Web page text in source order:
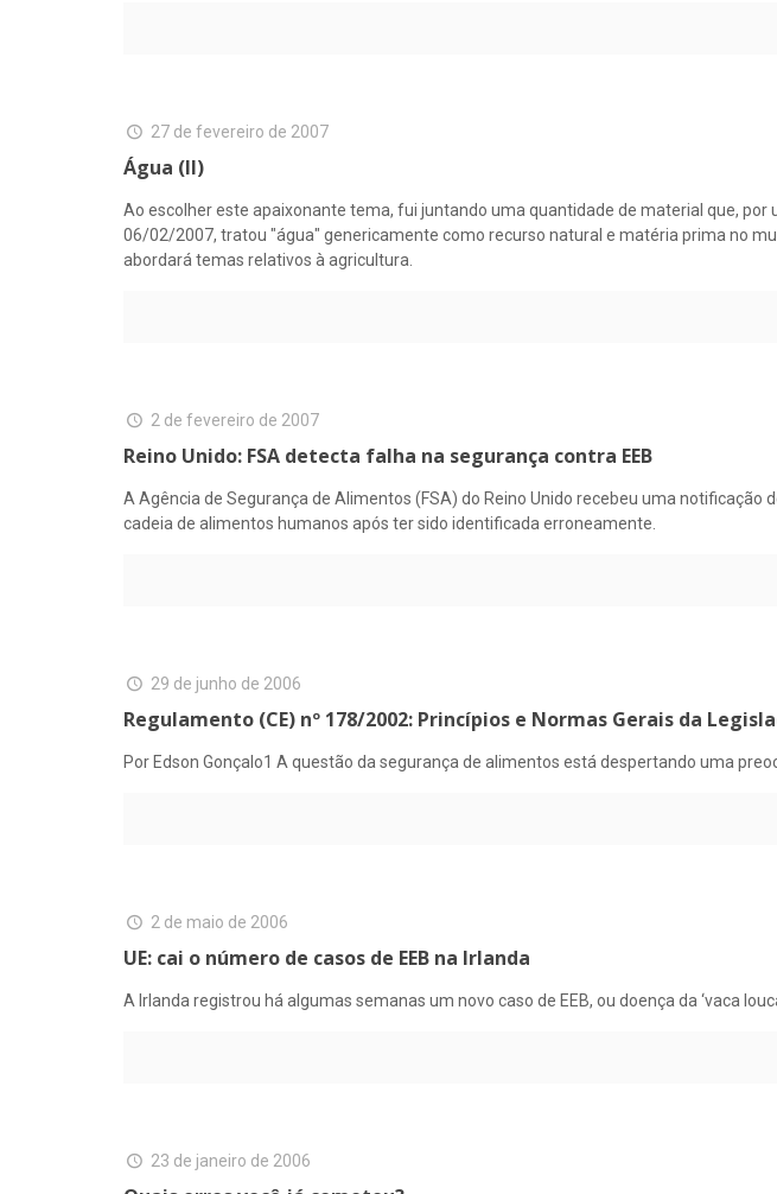
27 de fevereiro de 2007
Água (II)
Ao escolher este apaixonante tema, fui juntando uma quantidade de material que,
06/02/2007, tratou "água" genericamente como recurso natural e matéria prima no
abordará temas relativos à agricultura.
2 de fevereiro de 2007
Reino Unido: FSA detecta falha na segurança contra EEB
A Agência de Segurança de Alimentos (FSA) do Reino Unido recebeu uma
cadeia de alimentos humanos após ter sido identificada erroneamente.
29 de junho de 2006
Regulamento (CE) nº 178/2002: Princípios e Normas Gerais da
Por Edson Gonçalo1 A questão da segurança de alimentos está despertando uma
2 de maio de 2006
UE: cai o número de casos de EEB na Irlanda
A Irlanda registrou há algumas semanas um novo caso de EEB, ou doença da ‘vaca
23 de janeiro de 2006